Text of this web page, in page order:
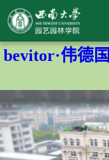
bevitor·伟德